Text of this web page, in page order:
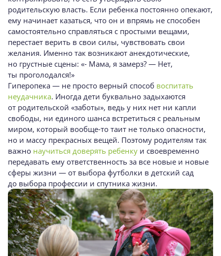
родительскую власть. Если ребенка постоянно опекают,
ему начинает казаться, что он и впрямь не способен
самостоятельно справляться с простыми вещами,
перестает верить в свои силы, чувствовать свои
желания. Именно так возникают анекдотические,
но грустные сцены: «- Мама, я замерз? — Нет,
ты проголодался!»
Гиперопека — не просто верный способ воспитать
неудачника. Иногда дети буквально задыхаются
от родительской «заботы», ведь у них нет ни капли
свободы, ни единого шанса встретиться с реальным
миром, который вообще-то таит не только опасности,
но и массу прекрасных вещей. Поэтому родителям так
важно научиться доверять ребенку и своевременно
передавать ему ответственность за все новые и новые
сферы жизни — от выбора футболки в детский сад
до выбора профессии и спутника жизни.